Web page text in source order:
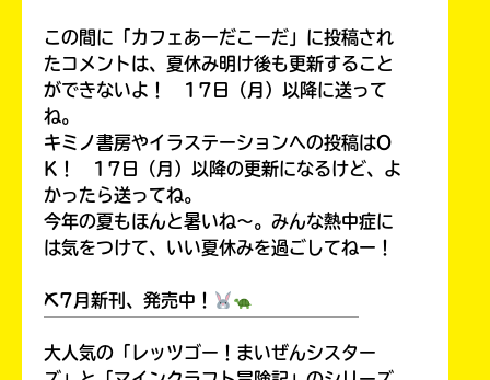
この間に「カフェあーだこーだ」に投稿され
たコメントは、夏休み明け後も更新すること
ができないよ！ 17日（月）以降に送って
ね。
キミノ書房やイラステーションへの投稿はO
K！ 17日（月）以降の更新になるけど、よ
かったら送ってね。
今年の夏もほんと暑いね～。みんな熱中症に
は気をつけて、いい夏休みを過ごしてねー！
⛏7月新刊、発売中！
大人気の「レッツゴー！まいぜんシスター